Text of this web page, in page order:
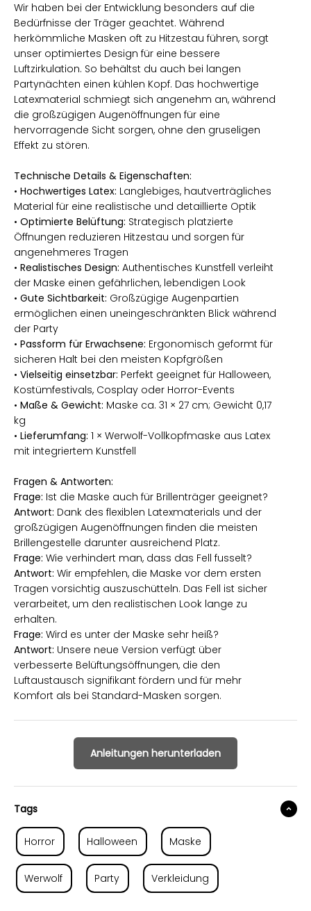
Wir haben bei der Entwicklung besonders auf die
Bedürfnisse der Träger geachtet. Während
herkömmliche Masken oft zu Hitzestau führen, sorgt
unser optimiertes Design für eine bessere
Luftzirkulation. So behältst du auch bei langen
Partynächten einen kühlen Kopf. Das hochwertige
Latexmaterial schmiegt sich angenehm an, während
die großzügigen Augenöffnungen für eine
hervorragende Sicht sorgen, ohne den gruseligen
Effekt zu stören.
Technische Details & Eigenschaften:
• Hochwertiges Latex: Langlebiges, hautverträgliches
Material für eine realistische und detaillierte Optik
• Optimierte Belüftung: Strategisch platzierte
Öffnungen reduzieren Hitzestau und sorgen für
angenehmeres Tragen
• Realistisches Design: Authentisches Kunstfell verleiht
der Maske einen gefährlichen, lebendigen Look
• Gute Sichtbarkeit: Großzügige Augenpartien
ermöglichen einen uneingeschränkten Blick während
der Party
• Passform für Erwachsene: Ergonomisch geformt für
sicheren Halt bei den meisten Kopfgrößen
• Vielseitig einsetzbar: Perfekt geeignet für Halloween,
Kostümfestivals, Cosplay oder Horror-Events
• Maße & Gewicht: Maske ca. 31 × 27 cm; Gewicht 0,17
kg
• Lieferumfang: 1 × Werwolf-Vollkopfmaske aus Latex
mit integriertem Kunstfell
Fragen & Antworten:
Frage: Ist die Maske auch für Brillenträger geeignet?
Antwort: Dank des flexiblen Latexmaterials und der
großzügigen Augenöffnungen finden die meisten
Brillengestelle darunter ausreichend Platz.
Frage: Wie verhindert man, dass das Fell fusselt?
Antwort: Wir empfehlen, die Maske vor dem ersten
Tragen vorsichtig auszuschütteln. Das Fell ist sicher
verarbeitet, um den realistischen Look lange zu
erhalten.
Frage: Wird es unter der Maske sehr heiß?
Antwort: Unsere neue Version verfügt über
verbesserte Belüftungsöffnungen, die den
Luftaustausch signifikant fördern und für mehr
Komfort als bei Standard-Masken sorgen.
Anleitungen herunterladen
Tags
Horror Halloween Maske
Werwolf Party Verkleidung